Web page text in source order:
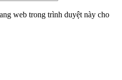
web trong trình duyệt này cho